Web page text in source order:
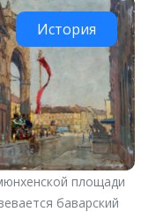
площади
баварский
История